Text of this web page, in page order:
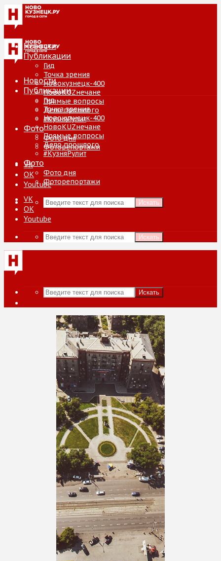
Новости
Публикации
Гид
Точка зрения
Новокузнецк-400
НовоKUZнечане
Прямые вопросы
Дело прошлого
#КузняРулит
Фото
Фото дня
Фоторепортажи
VK
ОК
Youtube
Искать
Новости
Публикации
Гид
Точка зрения
Новокузнецк-400
НовоKUZнечане
Прямые вопросы
Дело прошлого
#КузняРулит
Фото
Фото дня
Фоторепортажи
VK
ОК
Youtube
Искать
Искать